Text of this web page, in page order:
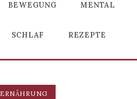
BEWEGUNG MENTAL
SCHLAF REZEPTE
ERNÄHRUNG